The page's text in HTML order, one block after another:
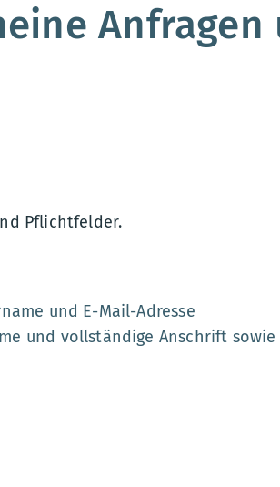
Anfragen
Pflichtfelder.
und E-Mail-Adresse
und vollständige Anschrift